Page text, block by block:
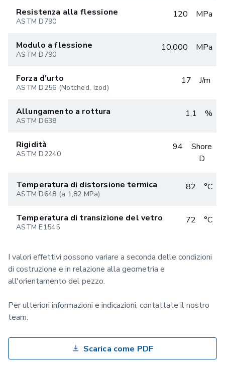
Resistenza alla flessione
ASTM D790
120 MPa
Modulo a flessione
ASTM D790
10.000 MPa
Forza d'urto
ASTM D256 (Notched, Izod)
17 J/m
Allungamento a rottura
ASTM D638
1,1 %
Rigidità
ASTM D2240
94
Shore
D
Temperatura di distorsione termica
ASTM D648 (a 1,82 MPa)
82 °C
Temperatura di transizione del vetro
ASTM E1545
72 °C
I valori effettivi possono variare a seconda delle condizioni
di costruzione e in relazione alla geometria e
all'orientamento del pezzo.
Per ulteriori informazioni e indicazioni, contattate il nostro
team.
Scarica come PDF